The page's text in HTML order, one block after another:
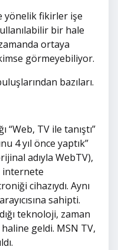
yönelik fikirler işe
bir hale
ortaya
görmeyebiliyor.
bazıları.
“Web, TV ile tanıştı”
4 yıl önce yaptık”
adıyla WebTV),
internete
cihazıydı. Aynı
sahipti.
teknoloji, zaman
haline geldi. MSN TV,